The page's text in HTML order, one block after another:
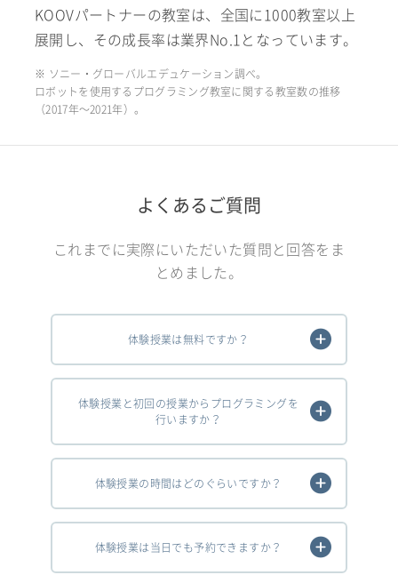
KOOVパートナーの教室は、全国に1000教室以上
展開し、その成長率は業界No.1となっています。
※ ソニー・グローバルエデュケーション調べ。
ロボットを使用するプログラミング教室に関する教室数の推移
（2017年〜2021年）。
よくあるご質問
これまでに実際にいただいた質問と回答をま
とめました。
体験授業は無料ですか？
体験授業と初回の授業からプログラミングを
行いますか？
体験授業の時間はどのぐらいですか？
体験授業は当日でも予約できますか？